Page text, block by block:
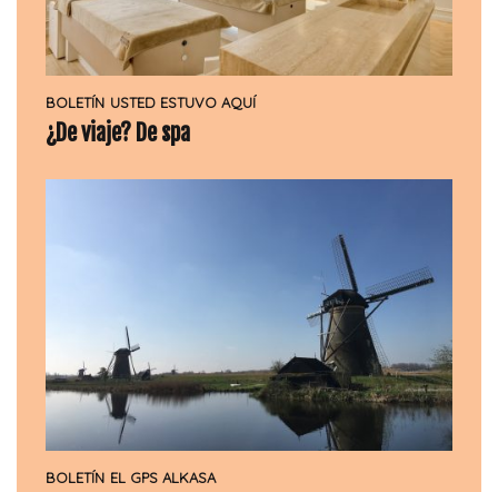
BOLETÍN USTED ESTUVO AQUÍ
¿De viaje? De spa
BOLETÍN EL GPS ALKASA